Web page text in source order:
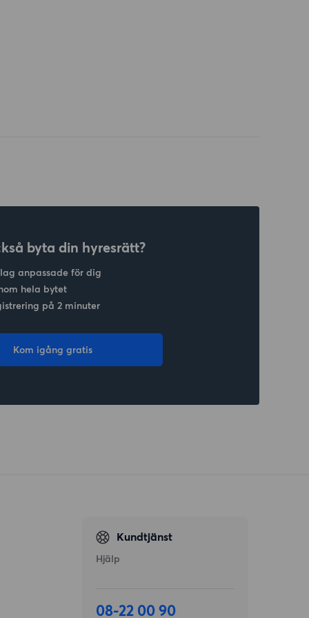
byta din hyresrätt?
anpassade för dig
hela bytet
på 2 minuter
Kom igång gratis
Kundtjänst
Hjälp
08-22 00 90